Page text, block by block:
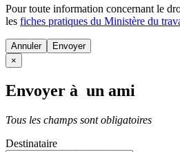
Pour toute information concernant le
les fiches pratiques du Ministère du
Annuler
×
Envoyer à un ami
Tous les champs sont obligatoires
Destinataire